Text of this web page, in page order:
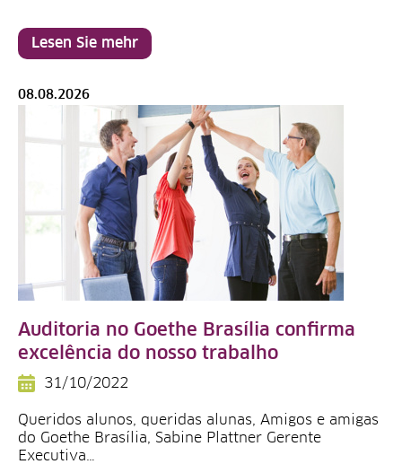
Lesen Sie mehr
08.08.2026
Auditoria no Goethe Brasília confirma
excelência do nosso trabalho
31/10/2022
Queridos alunos, queridas alunas, Amigos e amigas
do Goethe Brasília, Sabine Plattner Gerente
Executiva…